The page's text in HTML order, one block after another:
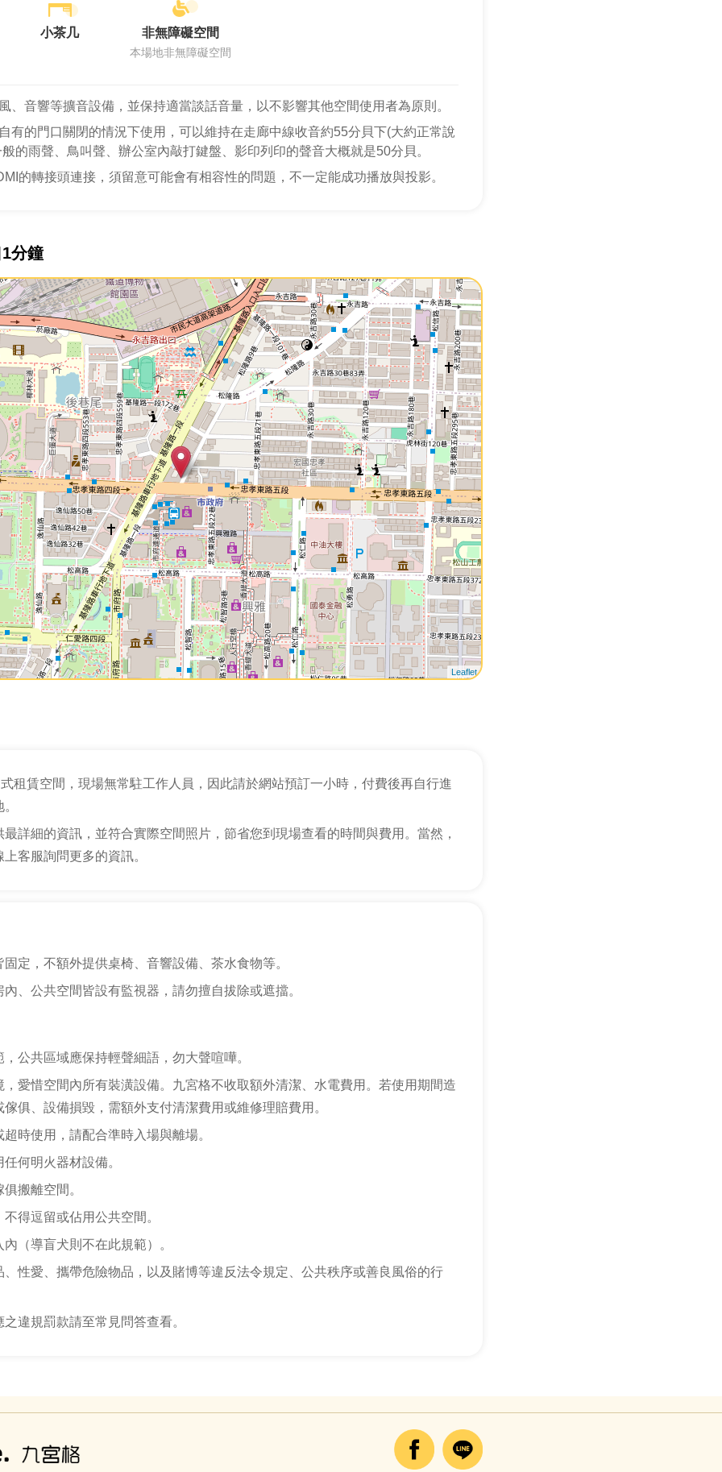
小茶几 非無障礙空間
本場地非無障礙空間
、音響等擴音設備，並保持適當談話音量，以不影響其他空間使用者為原則。
有的門口關閉的情況下使用，可以維持在走廊中線收音約55分貝下(大約正常說
的雨聲、鳥叫聲、辦公室內敲打鍵盤、影印列印的聲音大概就是50分貝。
的轉接頭連接，須留意可能會有相容性的問題，不一定能成功播放與投影。
分鐘
Leaflet
租賃空間，現場無常駐工作人員，因此請於網站預訂一小時，付費後再自行進
詳細的資訊，並符合實際空間照片，節省您到現場查看的時間與費用。當然，
客服詢問更多的資訊。
定，不額外提供桌椅、音響設備、茶水食物等。
、公共空間皆設有監視器，請勿擅自拔除或遮擋。
公共區域應保持輕聲細語，勿大聲喧嘩。
，愛惜空間內所有裝潢設備。九宮格不收取額外清潔、水電費用。若使用期間造
俱、設備損毀，需額外支付清潔費用或維修理賠費用。
時使用，請配合準時入場與離場。
何明火器材設備。
搬離空間。
得逗留或佔用公共空間。
（導盲犬則不在此規範）。
、性愛、攜帶危險物品，以及賭博等違反法令規定、公共秩序或善良風俗的行
違規罰款請至常見問答查看。